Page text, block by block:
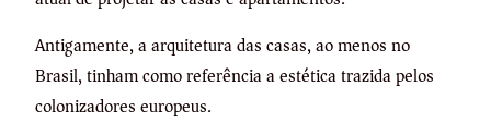
Antigamente, a arquitetura das casas, ao menos no
Brasil, tinham como referência a estética trazida pelos
colonizadores europeus.